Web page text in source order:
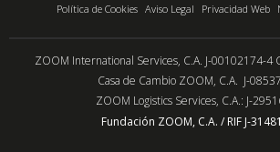
Política de Cookies Aviso Legal Privacidad Web
ZOOM International Services, C.A. J-00102174-4
Casa de Cambio ZOOM, C.A. J-
ZOOM Logistics Services, C.A.: J-
Fundación ZOOM, C.A. / RIF J-